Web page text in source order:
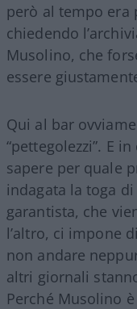
però al tempo era
chiedendo
Musolino, che
essere
Qui al bar
“pettegolezzi”. E
sapere per quale
indagata la toga
garantista, che
l’altro, ci impone
non andare
altri giornali
Perché Musolino